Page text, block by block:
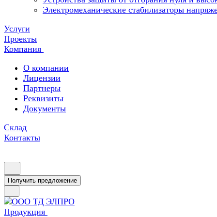
Электромеханические стабилизаторы
Услуги
Проекты
Компания
О компании
Лицензии
Партнеры
Реквизиты
Документы
Склад
Контакты
Получить предложение
Продукция